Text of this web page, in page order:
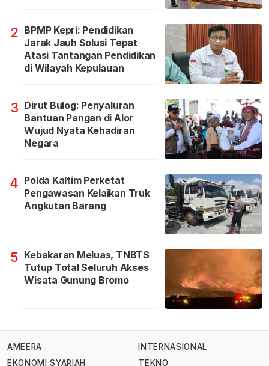
2 BPMP Kepri: Pendidikan
Jarak Jauh Solusi Tepat
Atasi Tantangan Pendidikan
di Wilayah Kepulauan
3 Dirut Bulog: Penyaluran
Bantuan Pangan di Alor
Wujud Nyata Kehadiran
Negara
4 Polda Kaltim Perketat
Pengawasan Kelaikan Truk
Angkutan Barang
5 Kebakaran Meluas, TNBTS
Tutup Total Seluruh Akses
Wisata Gunung Bromo
AMEERA
EKONOMI SYARIAH
INTERNASIONAL
TEKNO